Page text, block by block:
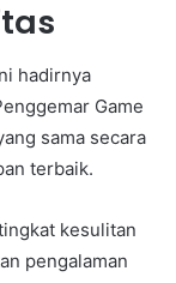
hadirnya
Game
sama secara
terbaik.
kesulitan
pengalaman